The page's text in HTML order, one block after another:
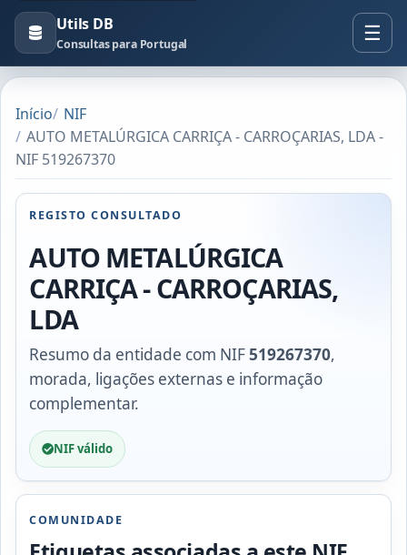
Utils DB
Consultas para Portugal
Início
NIF
AUTO METALÚRGICA CARRIÇA - CARROÇARIAS, LDA -
NIF 519267370
REGISTO CONSULTADO
AUTO METALÚRGICA
CARRIÇA - CARROÇARIAS,
LDA
Resumo da entidade com NIF519267370,
morada, ligações externas e informação
complementar.
NIF válido
COMUNIDADE